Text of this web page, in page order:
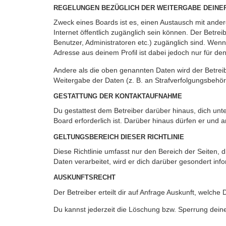
REGELUNGEN BEZÜGLICH DER WEITERGABE
Zweck eines Boards ist es, einen Austausch mit
Internet öffentlich zugänglich sein können. Der
Benutzer, Administratoren etc.) zugänglich sind.
Adresse aus deinem Profil ist dabei jedoch nur für
Andere als die oben genannten Daten wird der
Weitergabe der Daten (z. B. an
GESTATTUNG DER KONTAKTAUFNAHME
Du gestattest dem Betreiber darüber hinaus, dich
Board erforderlich ist. Darüber hinaus dürfen er und
GELTUNGSBEREICH DIESER RICHTLINIE
Diese Richtlinie umfasst nur den Bereich der Seiten,
Daten verarbeitet, wird er dich darüber gesondert
AUSKUNFTSRECHT
Der Betreiber erteilt dir auf Anfrage Auskunft, welche
Du kannst jederzeit die Löschung bzw. Sperrung